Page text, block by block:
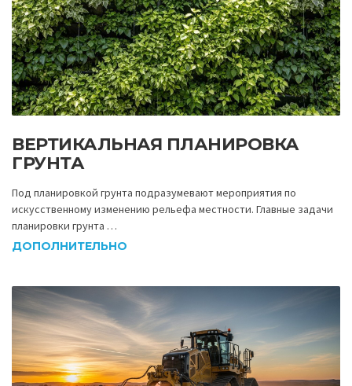
ВЕРТИКАЛЬНАЯ ПЛАНИРОВКА
ГРУНТА
Под планировкой грунта подразумевают мероприятия по
искусственному изменению рельефа местности. Главные задачи
планировки грунта …
ДОПОЛНИТЕЛЬНО